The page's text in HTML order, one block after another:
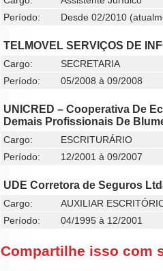
Período:
Desde 02/2010
TELMOVEL SERVIÇOS DE
Cargo:
SECRETARIA
Período:
05/2008 à 09/2008
UNICRED – Cooperativa De
Demais Profissionais De
Cargo:
ESCRITURÁRIO
Período:
12/2001 à 09/2007
UDE Corretora de Seguros
Cargo:
AUXILIAR
Período:
04/1995 à 12/2001
Compartilhe isso com